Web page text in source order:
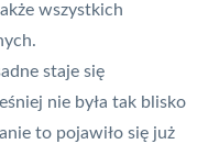
wszystkich
staje się
nie była tak blisko
to pojawiło się już